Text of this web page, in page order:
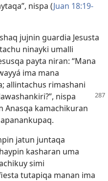
nispa (Juan 18:19-
jujnin guardia Jesusta
ninayki umalli
payta niran: “Mana
ima mana
allintachus rimashani
nispa
Anasqa kamachikuran
jatun juntaqa
kasharan uma
simi
tutapiqa manan ima